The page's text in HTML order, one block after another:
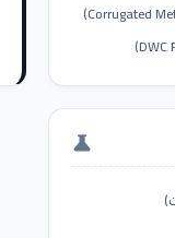
science